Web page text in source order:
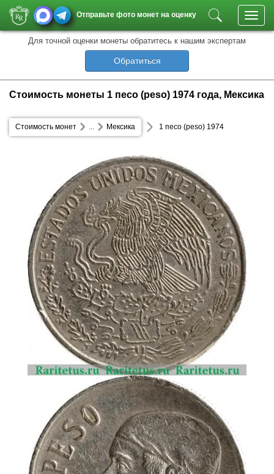
Отправьте фото монет на оценку
Для точной оценки монеты обратитесь к нашим экспертам
Обратиться
Стоимость монеты 1 песо (peso) 1974 года, Мексика
Стоимость монет Мексика
... 1 песо (peso) 1974